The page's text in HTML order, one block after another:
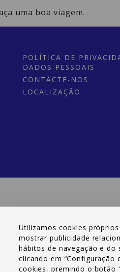
uma boa viagem.
POLÍTICA DE
DADOS PESSOAIS
CONTACTE-NOS
LOCALIZAÇÃO
Utilizamos cookies
mostrar publicidade
hábitos de navegação e
clicando em “Configuração
cookies, premindo o botão